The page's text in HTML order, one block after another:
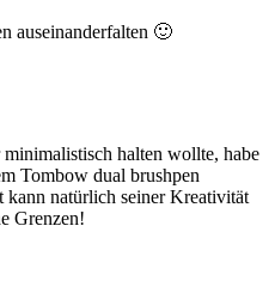
auseinanderfalten 🙂
halten wollte, habe
Tombow dual brushpen
kann natürlich seiner Kreativität
Grenzen!